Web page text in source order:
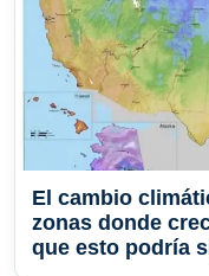
El cambio
zonas donde
que esto podría